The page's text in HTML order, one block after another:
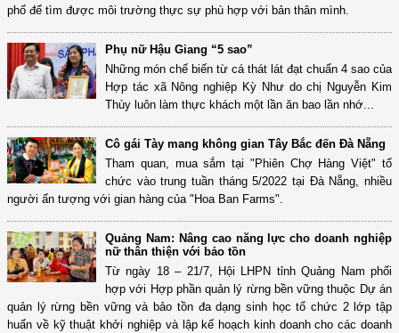
phố để tìm được môi trường thực sự phù hợp với bản thân mình.
Phụ nữ Hậu Giang “5 sao”
Những món chế biến từ cá thát lát đạt chuẩn 4 sao của
Hợp tác xã Nông nghiệp Kỳ Như do chị Nguyễn Kim
Thùy luôn làm thực khách một lần ăn bao lần nhớ...
Cô gái Tày mang không gian Tây Bắc đến Đà Nẵng
Tham quan, mua sắm tại "Phiên Chợ Hàng Việt" tổ
chức vào trung tuần tháng 5/2022 tại Đà Nẵng, nhiều
người ấn tượng với gian hàng của "Hoa Ban Farms".
Quảng Nam: Nâng cao năng lực cho doanh nghiệp
nữ thân thiện với bảo tồn
Từ ngày 18 – 21/7, Hội LHPN tỉnh Quảng Nam phối
hợp với Hợp phần quản lý rừng bền vững thuộc Dự án
quản lý rừng bền vững và bảo tồn đa dạng sinh học tổ chức 2 lớp tập
huấn về kỹ thuật khởi nghiệp và lập kế hoạch kinh doanh cho các doanh